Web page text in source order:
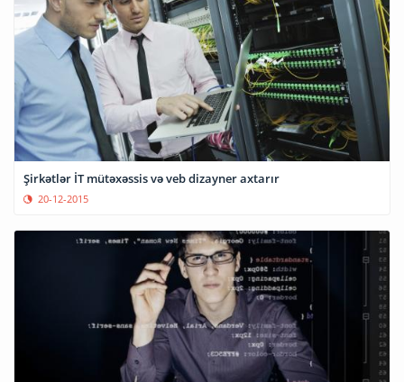
Şirkətlər İT mütəxəssis və veb dizayner axtarır
20-12-2015